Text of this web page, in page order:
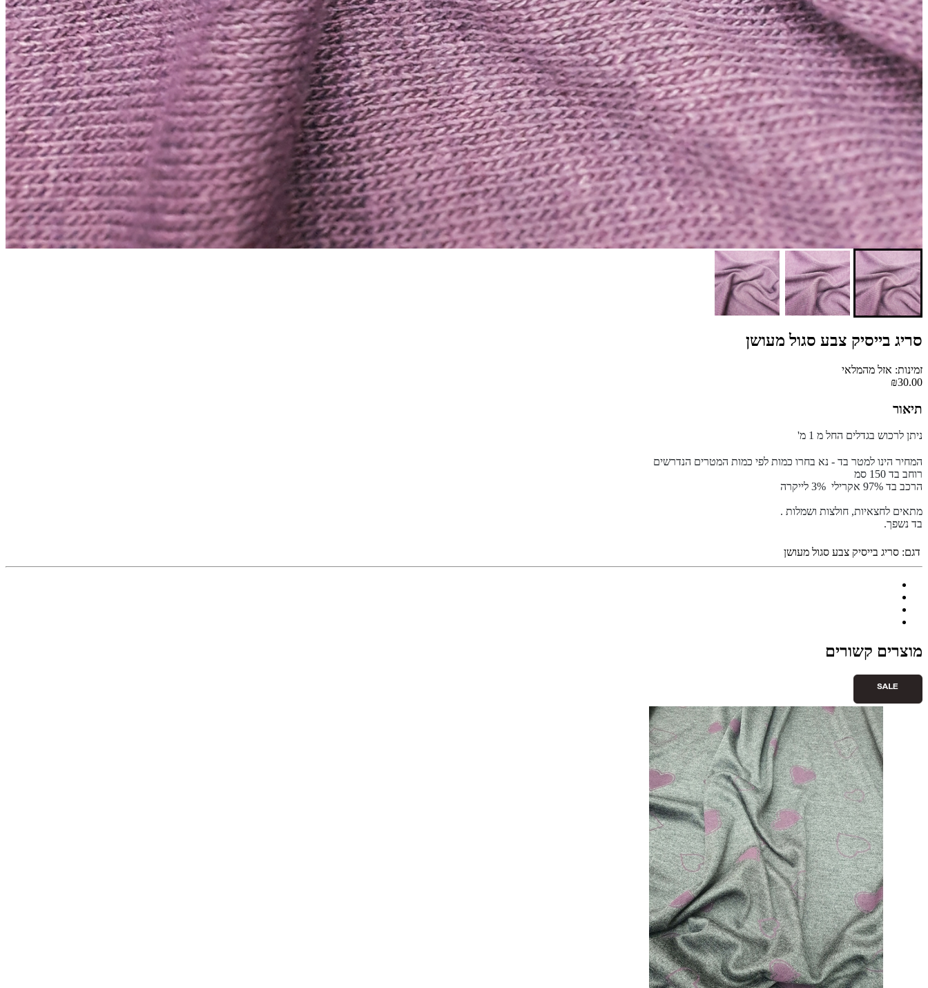
סריג בייסיק צבע סגול מעושן
זמינות: אזל מהמלאי
₪30.00
תיאור
ניתן לרכוש בגדלים החל מ 1 מ'
המחיר הינו למטר בד - נא בחרו כמות לפי כמות המטרים הנדרשים
רוחב בד 150 סמ
הרכב בד 97% אקרילי 3% לייקרה
מתאים לחצאיות, חולצות ושמלות .
בד נשפך.
דגם: סריג בייסיק צבע סגול מעושן
מוצרים קשורים